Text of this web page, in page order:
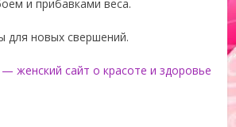
и прибавками веса.
для новых свершений.
женский сайт о красоте и здоровье